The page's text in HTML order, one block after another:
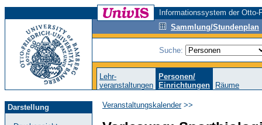
Informationssystem der
Sammlung/Stundenplan
Suche:
Lehr-
veranstaltungen
Personen/
Einrichtungen
Räume
Darstellung Veranstaltungskalender>>